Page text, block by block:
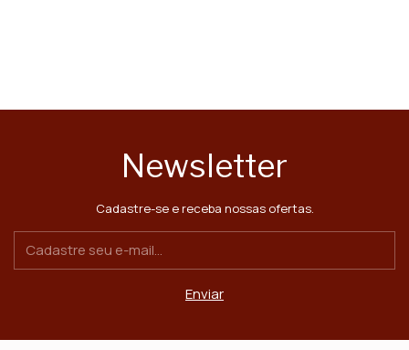
Newsletter
Cadastre-se e receba nossas ofertas.